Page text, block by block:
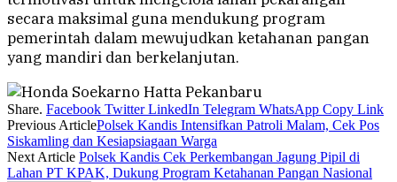
secara maksimal guna mendukung program
pemerintah dalam mewujudkan ketahanan pangan
yang mandiri dan berkelanjutan.
Share. Facebook Twitter LinkedIn Telegram WhatsApp Copy Link
Previous ArticlePolsek Kandis Intensifkan Patroli Malam, Cek Pos
Siskamling dan Kesiapsiagaan Warga
Next Article Polsek Kandis Cek Perkembangan Jagung Pipil di
Lahan PT KPAK, Dukung Program Ketahanan Pangan Nasional